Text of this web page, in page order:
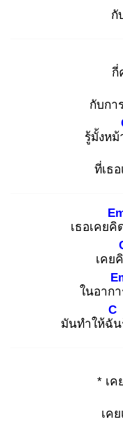
กั
กี่
กับกา
รู้มั้งหม้
ที่เธ
เธอเคยคิ
เคย
ในอาก
มันทำให้ฉัน
C
* เค
เค